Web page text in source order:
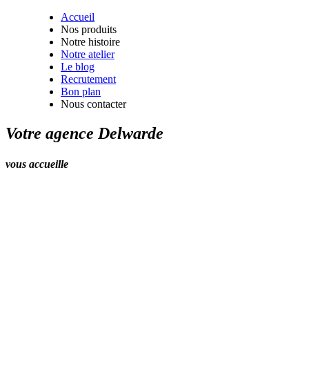
Accueil
Nos produits
Notre histoire
Notre atelier
Le blog
Recrutement
Bon plan
Nous contacter
Votre agence Delwarde
vous accueille